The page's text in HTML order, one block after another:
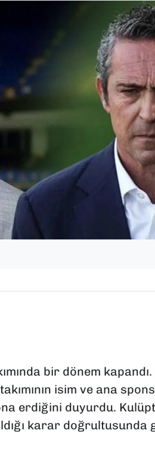
bir dönem kapandı.
isim ve ana
erdiğini duyurdu.
karar